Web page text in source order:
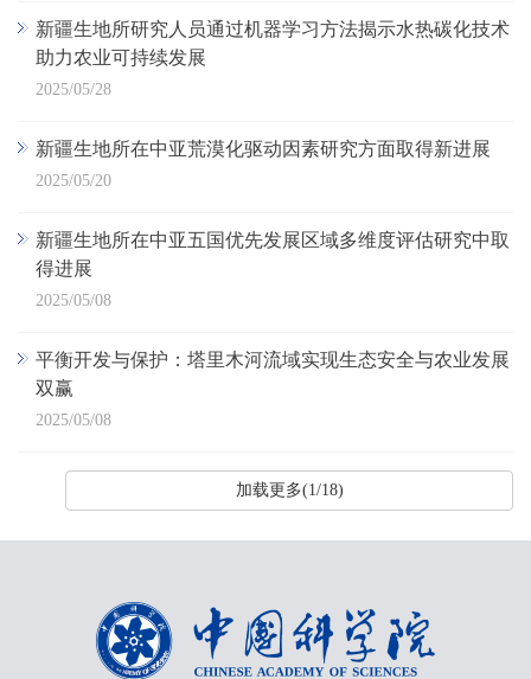
新疆生地所研究人员通过机器学习方法揭示水热碳化技术
助力农业可持续发展
2025/05/28
新疆生地所在中亚荒漠化驱动因素研究方面取得新进展
2025/05/20
新疆生地所在中亚五国优先发展区域多维度评估研究中取
得进展
2025/05/08
平衡开发与保护：塔里木河流域实现生态安全与农业发展
双赢
2025/05/08
加载更多(1/18)